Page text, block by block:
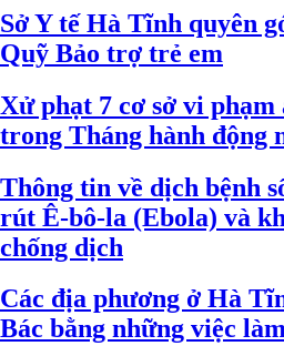
Sở Y tế Hà Tĩnh quyên
Quỹ Bảo trợ trẻ em
Xử phạt 7 cơ sở vi
trong Tháng hành động
Thông tin về dịch bệnh
rút Ê-bô-la (Ebola) và
chống dịch
Các địa phương ở Hà
Bác bằng những việc